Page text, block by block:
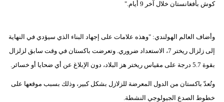
فيديو
سيارات
كوش بأفغانستان خلال آخر 9 أيام."
وأضاف العالم الهولندي: "وهذه علامات على إجهاد البناء الذي سيؤدي في النهاية
إلى زلزال ريختر 7، الاستعداد ضروري. وتعرضت باكستان في وقت سابق لزلزال
بقوة 5.7 درجة على مقياس ريختر هز البلاد، دون الإبلاغ عن أي ضحايا أو خسائر.
وتُعدّ باكستان من الدول المعرضة للزلازل بشكل كبير، وذلك بسبب موقعها على
خطوط الصدع الجيولوجي النشطة.